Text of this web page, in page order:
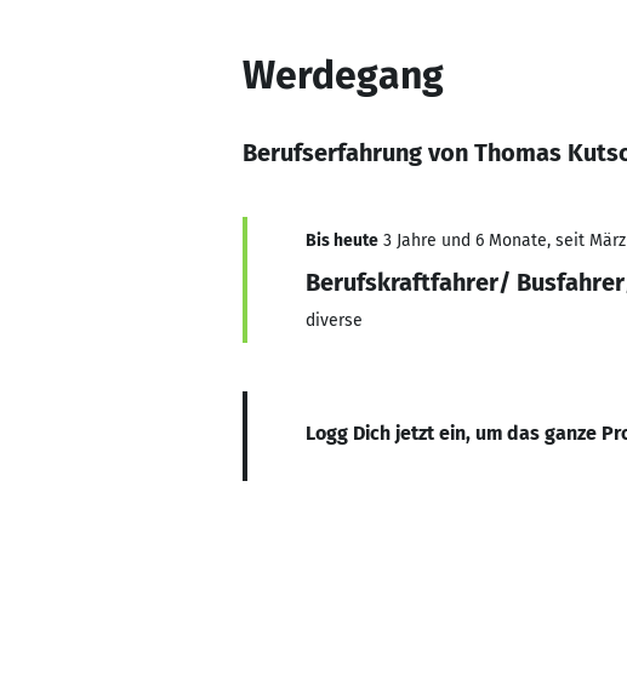
Werdegang
Berufserfahrung von Thomas
Bis heute 3 Jahre und 6 Monate, seit
Berufskraftfahrer/
diverse
Logg Dich jetzt ein, um das ganze